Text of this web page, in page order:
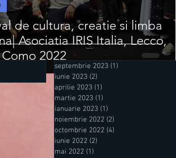
de cultura, creatie si limba
Asociatia IRIS Italia, Lecco,
2022
septembrie 2023 (1)
iunie 2023 (2)
aprilie 2023 (1)
martie 2023 (1)
ianuarie 2023 (1)
noiembrie 2022 (2)
octombrie 2022 (4)
iunie 2022 (2)
mai 2022 (1)